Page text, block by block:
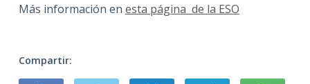
Más información en esta página de la ESO
Compartir: